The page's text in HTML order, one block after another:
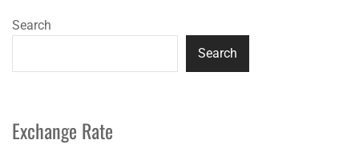
Search
Search
Exchange Rate